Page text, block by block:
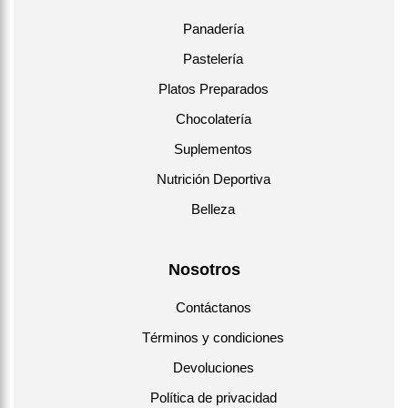
Panadería
Pastelería
Platos Preparados
Chocolatería
Suplementos
Nutrición Deportiva
Belleza
Nosotros
Contáctanos
Términos y condiciones
Devoluciones
Política de privacidad